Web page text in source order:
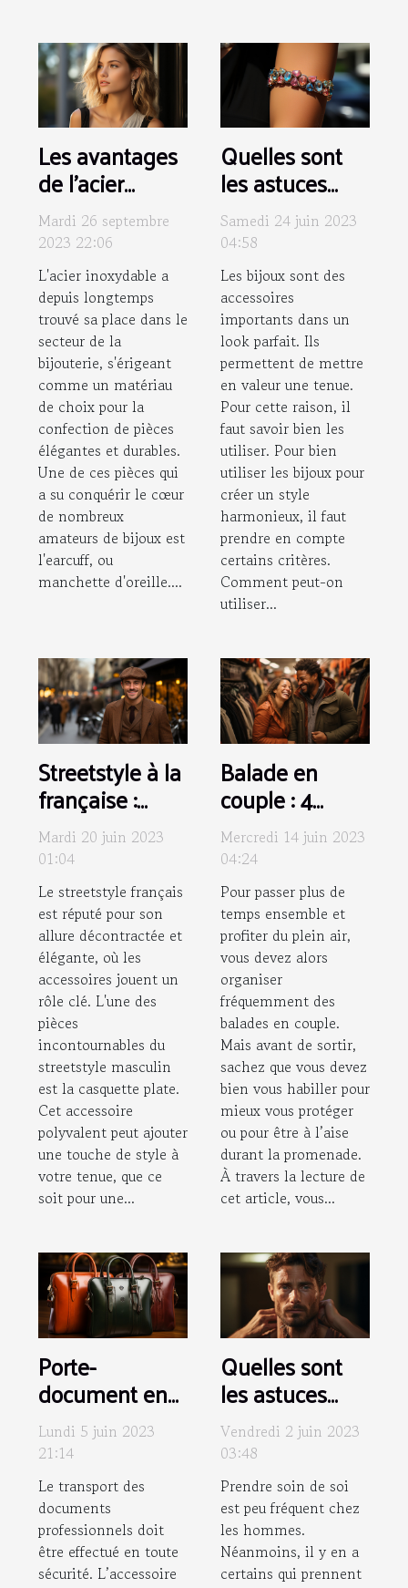
Les avantages
de l'acier
inoxydable
dans les bijoux:
focus sur
l'earcuff
Mardi 26 septembre
2023 22:06
L'acier inoxydable a
depuis longtemps
trouvé sa place dans le
secteur de la
bijouterie, s'érigeant
comme un matériau
de choix pour la
confection de pièces
élégantes et durables.
Une de ces pièces qui
a su conquérir le cœur
de nombreux
amateurs de bijoux est
l'earcuff, ou
manchette d'oreille....
Quelles sont
les astuces
pour
harmoniser ses
bijoux et sa
tenue ?
Samedi 24 juin 2023
04:58
Les bijoux sont des
accessoires
importants dans un
look parfait. Ils
permettent de mettre
en valeur une tenue.
Pour cette raison, il
faut savoir bien les
utiliser. Pour bien
utiliser les bijoux pour
créer un style
harmonieux, il faut
prendre en compte
certains critères.
Comment peut-on
utiliser...
Streetstyle à la
française :
Comment
associer une
casquette
plate homme à
votre tenue ?
Mardi 20 juin 2023
01:04
Le streetstyle français
est réputé pour son
allure décontractée et
élégante, où les
accessoires jouent un
rôle clé. L'une des
pièces
incontournables du
streetstyle masculin
est la casquette plate.
Cet accessoire
polyvalent peut ajouter
une touche de style à
votre tenue, que ce
soit pour une...
Balade en
couple : 4
conseils pour
bien choisir vos
vêtements
Mercredi 14 juin 2023
04:24
Pour passer plus de
temps ensemble et
profiter du plein air,
vous devez alors
organiser
fréquemment des
balades en couple.
Mais avant de sortir,
sachez que vous devez
bien vous habiller pour
mieux vous protéger
ou pour être à l’aise
durant la promenade.
À travers la lecture de
cet article, vous...
Porte-
document en
cuir : comment
assurer son
entretien ?
Lundi 5 juin 2023
21:14
Le transport des
documents
professionnels doit
être effectué en toute
sécurité. L’accessoire
Quelles sont
les astuces
pour enlever
une
permanente
pour homme ?
Vendredi 2 juin 2023
03:48
Prendre soin de soi
est peu fréquent chez
les hommes.
Néanmoins, il y en a
certains qui prennent